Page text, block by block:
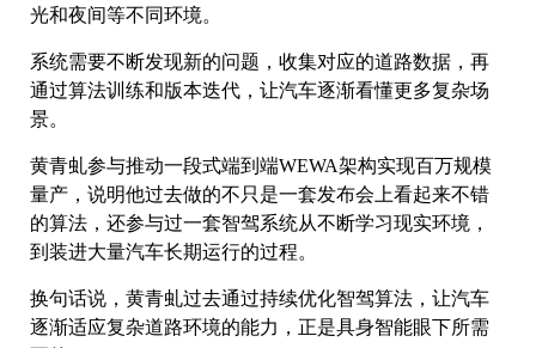
光和夜间等不同环境。
系统需要不断发现新的问题，收集对应的道路数据，再
通过算法训练和版本迭代，让汽车逐渐看懂更多复杂场
景。
黄青虬参与推动一段式端到端WEWA架构实现百万规模
量产，说明他过去做的不只是一套发布会上看起来不错
的算法，还参与过一套智驾系统从不断学习现实环境，
到装进大量汽车长期运行的过程。
换句话说，黄青虬过去通过持续优化智驾算法，让汽车
逐渐适应复杂道路环境的能力，正是具身智能眼下所需